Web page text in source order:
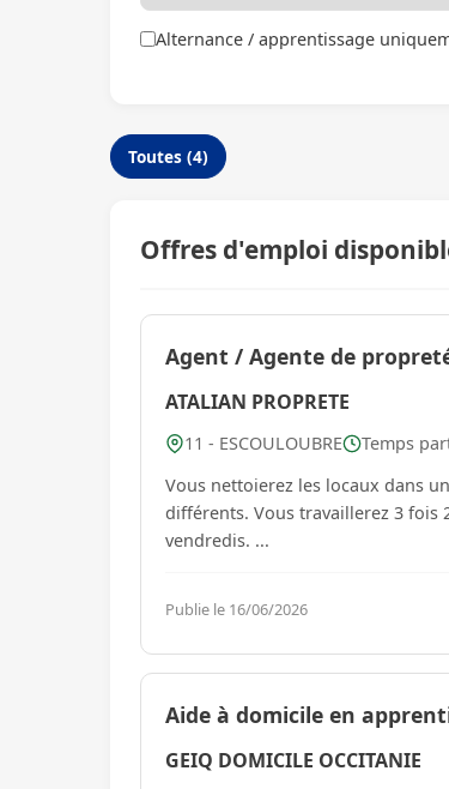
Alternance / apprentissage
Toutes (4)
Offres d'emploi
Agent / Agente de
ATALIAN PROPRETE
11 - ESCOULOUBRE Temps
Vous nettoierez les locaux dans
différents. Vous travaillerez 3 fois
vendredis. ...
Publie le 16/06/2026
Aide à domicile en
GEIQ DOMICILE OCCITANIE